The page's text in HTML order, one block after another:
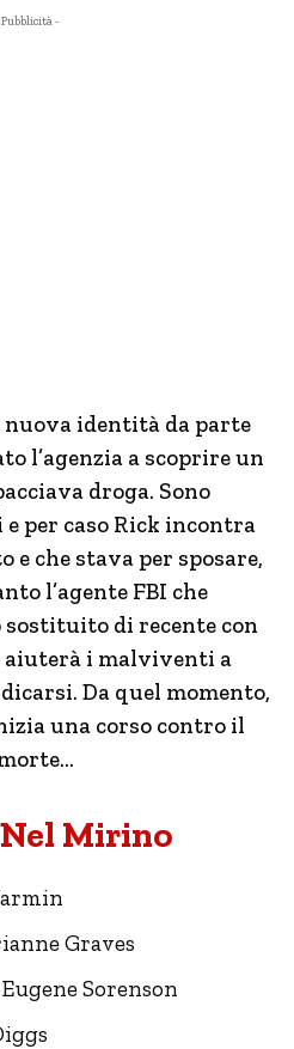
Pubblicità -
identità da parte
l’agenzia a scoprire un
droga. Sono
per caso Rick incontra
e che stava per sposare,
l’agente FBI che
sostituito di recente con
aiuterà i malviventi a
Da quel momento,
una corso contro il
Mirino
Graves
Eugene Sorenson